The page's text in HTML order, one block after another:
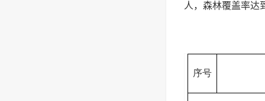
人，森林覆盖率达
序号